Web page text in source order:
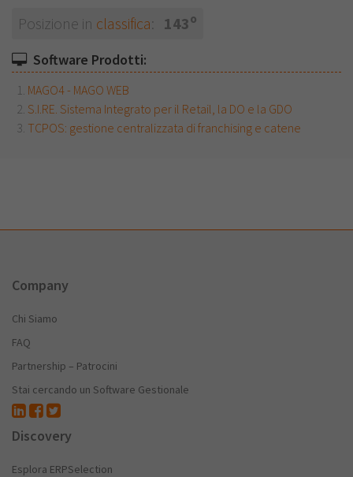
Posizione in classifica: 143o
Software Prodotti:
MAGO4 - MAGO WEB
S.I.RE. Sistema Integrato per il Retail, la DO e la GDO
TCPOS: gestione centralizzata di franchising e catene
Company
Chi Siamo
FAQ
Partnership – Patrocini
Stai cercando un Software Gestionale
Discovery
Esplora ERPSelection